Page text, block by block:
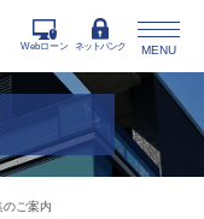
MENU
Webローン ネットバンク
ご案内